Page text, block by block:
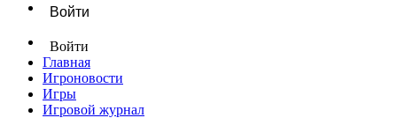
Войти
Войти
Главная
Игроновости
Игры
Игровой журнал